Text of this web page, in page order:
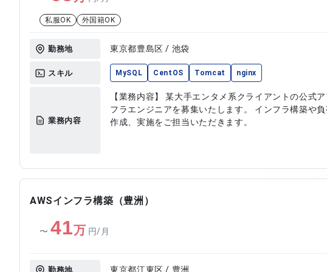
私服OK 外国籍OK
勤務地 東京都豊島区 / 池袋
スキル MySQL CentOS Tomcat nginx
業務内容
【業務内容】 某大手エンタメ系クライアントの公式
フラエンジニアを募集いたします。 インフラ構築や
作成、実施をご担当いただきます。
AWSインフラ構築（豊洲）
〜41万 円/月
勤務地 東京都江東区 / 豊洲